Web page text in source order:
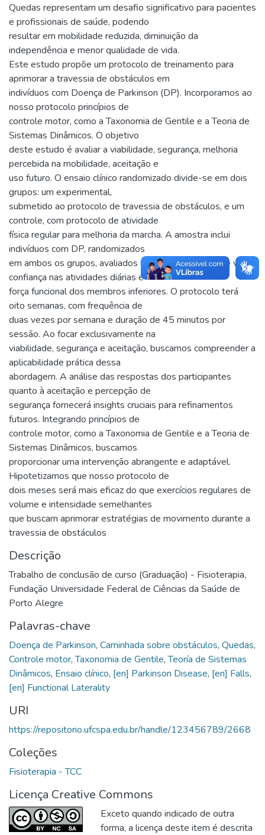
Quedas representam um desafio significativo para pacientes
e profissionais de saúde, podendo
resultar em mobilidade reduzida, diminuição da
independência e menor qualidade de vida.
Este estudo propõe um protocolo de treinamento para
aprimorar a travessia de obstáculos em
indivíduos com Doença de Parkinson (DP). Incorporamos ao
nosso protocolo princípios de
controle motor, como a Taxonomia de Gentile e a Teoria de
Sistemas Dinâmicos. O objetivo
deste estudo é avaliar a viabilidade, segurança, melhoria
percebida na mobilidade, aceitação e
uso futuro. O ensaio clínico randomizado divide-se em dois
grupos: um experimental,
submetido ao protocolo de travessia de obstáculos, e um
controle, com protocolo de atividade
física regular para melhoria da marcha. A amostra inclui
indivíduos com DP, randomizados
em ambos os grupos, avaliados quanto à qualidade de vida,
confiança nas atividades diárias e
força funcional dos membros inferiores. O protocolo terá
oito semanas, com frequência de
duas vezes por semana e duração de 45 minutos por
sessão. Ao focar exclusivamente na
viabilidade, segurança e aceitação, buscamos compreender a
aplicabilidade prática dessa
abordagem. A análise das respostas dos participantes
quanto à aceitação e percepção de
segurança fornecerá insights cruciais para refinamentos
futuros. Integrando princípios de
controle motor, como a Taxonomia de Gentile e a Teoria de
Sistemas Dinâmicos, buscamos
proporcionar uma intervenção abrangente e adaptável.
Hipotetizamos que nosso protocolo de
dois meses será mais eficaz do que exercícios regulares de
volume e intensidade semelhantes
que buscam aprimorar estratégias de movimento durante a
travessia de obstáculos
Descrição
Trabalho de conclusão de curso (Graduação) - Fisioterapia,
Fundação Universidade Federal de Ciências da Saúde de
Porto Alegre
Palavras-chave
Doença de Parkinson, Caminhada sobre obstáculos, Quedas,
Controle motor,Taxonomia de Gentile,Teoría de Sistemas
Dinâmicos, Ensaio clínico, [en] Parkinson Disease, [en] Falls,
[en] Functional Laterality
URI
https://repositorio.ufcspa.edu.br/handle/123456789/2668
Coleções
Fisioterapia - TCC
Licença Creative Commons
Exceto quando indicado de outra
forma, a licença deste item é descrita